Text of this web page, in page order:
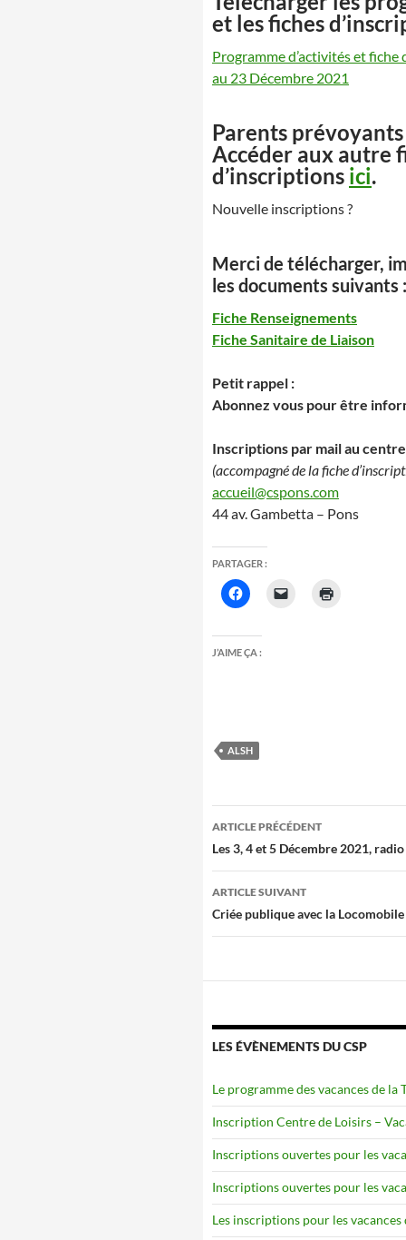
et les fiches
Programme d’activités et
au 23 Décembre 2021
Parents prévoyants
Accéder aux autre
d’inscriptions ici.
Nouvelle inscriptions ?
Merci de télécharger,
les documents suivants :
Fiche Renseignements
Fiche Sanitaire de Liaison
Petit rappel :
Abonnez vous pour être
Inscriptions par mail au
(accompagné de la fiche
accueil@cspons.com
44 av. Gambetta – Pons
PARTAGER :
J’AIME ÇA :
ALSH
Navigation
des
articles
ARTICLE PRÉCÉDENT
Les 3, 4 et 5 Décembre 2021,
ARTICLE SUIVANT
Criée publique avec la Locomobile
LES ÉVÈNEMENTS DU CSP
Le programme des vacances de la
Inscription Centre de Loisirs –
Inscriptions ouvertes pour les
Inscriptions ouvertes pour les
Les inscriptions pour les